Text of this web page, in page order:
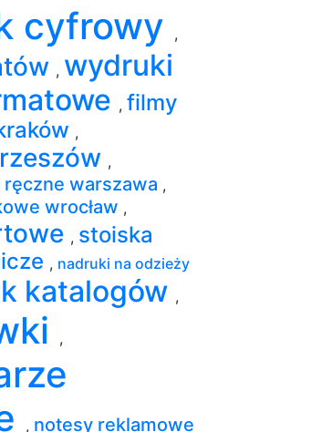
cyfrowy ,
, wydruki
, filmy
,
,
warszawa ,
wrocław ,
, stoiska
, nadruki na odzieży
katalogów ,
,
, notesy reklamowe